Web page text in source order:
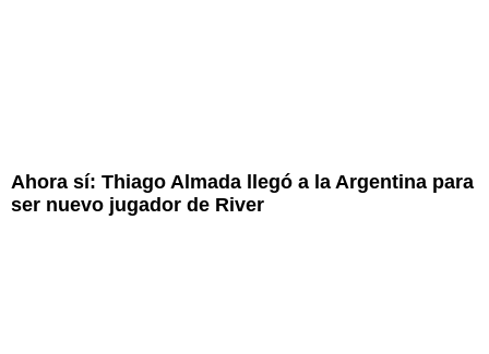
Ahora sí: Thiago Almada llegó a la Argentina para
ser nuevo jugador de River